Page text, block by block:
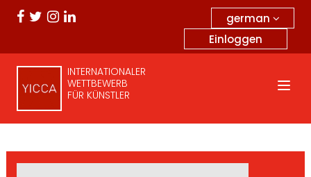
german
Einloggen
INTERNATIONALER
WETTBEWERB
FÜR KÜNSTLER